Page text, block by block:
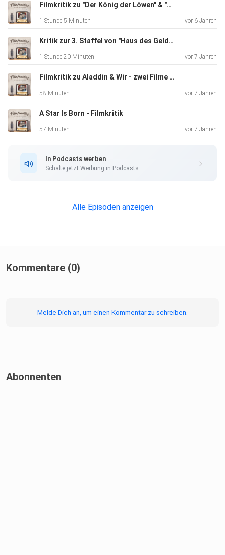
Filmkritik zu "Der König der Löwen" & "Men in Black: International" Review
1 Stunde 5 Minuten vor 6 Jahren
Kritik zur 3. Staffel von "Haus des Geldes" & "Stranger Things"
1 Stunde 20 Minuten vor 7 Jahren
Filmkritik zu Aladdin & Wir - zwei Filme wie sie unterschiedlicher nicht sein könnten
58 Minuten vor 7 Jahren
A Star Is Born - Filmkritik
57 Minuten vor 7 Jahren
In Podcasts werben
Schalte jetzt Werbung in Podcasts.
Alle Episoden anzeigen
Kommentare (0)
Melde Dich an, um einen Kommentar zu schreiben.
Abonnenten